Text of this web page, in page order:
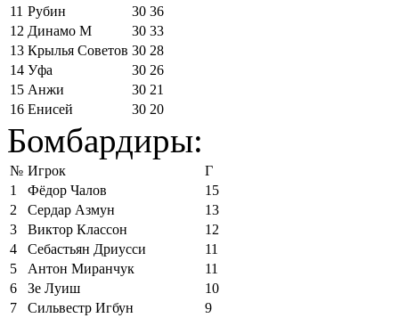
11 Рубин 30 36
12 Динамо М 30 33
13 Крылья Советов 30 28
14 Уфа 30 26
15 Анжи 30 21
16 Енисей 30 20
Бомбардиры:
№ Игрок
Г
1
Фёдор Чалов
15
2
Сердар Азмун
13
3
Виктор Классон
12
4
Себастьян Дриусси
11
5
Антон Миранчук
11
6
Зе Луиш
10
7
Сильвестр Игбун
9